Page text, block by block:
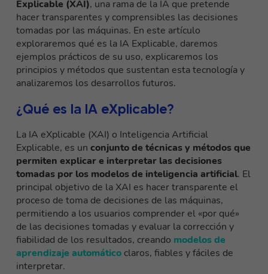
Explicable (XAI), una rama de la IA que pretende
hacer transparentes y comprensibles las decisiones
tomadas por las máquinas. En este artículo
exploraremos qué es la IA Explicable, daremos
ejemplos prácticos de su uso, explicaremos los
principios y métodos que sustentan esta tecnología y
analizaremos los desarrollos futuros.
¿Qué es la IA eXplicable?
La IA eXplicable (XAI) o Inteligencia Artificial
Explicable, es un conjunto de técnicas y métodos que
permiten explicar e interpretar las decisiones
tomadas por los modelos de inteligencia artificial. El
principal objetivo de la XAI es hacer transparente el
proceso de toma de decisiones de las máquinas,
permitiendo a los usuarios comprender el «por qué»
de las decisiones tomadas y evaluar la corrección y
fiabilidad de los resultados, creando modelos de
aprendizaje automático claros, fiables y fáciles de
interpretar.